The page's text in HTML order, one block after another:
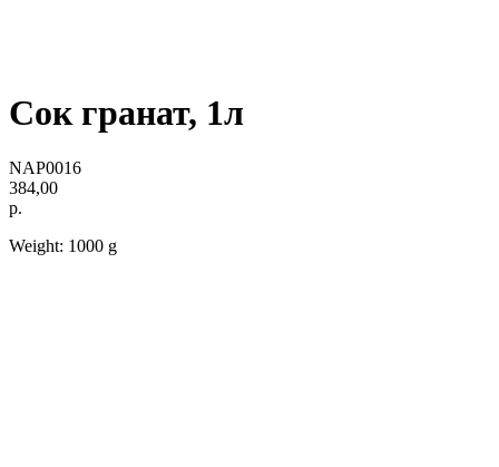
Сок гранат, 1л
NAP0016
384,00
р.
Weight: 1000 g